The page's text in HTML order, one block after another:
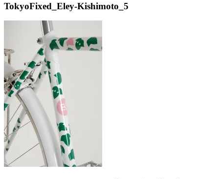
TokyoFixed_Eley-Kishimoto_5